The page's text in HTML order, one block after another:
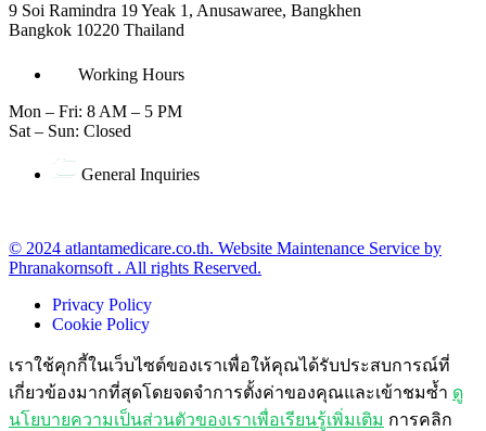
9 Soi Ramindra 19 Yeak 1, Anusawaree, Bangkhen
Bangkok 10220 Thailand
Working Hours
Mon – Fri: 8 AM – 5 PM
Sat – Sun: Closed
General Inquiries
© 2024 atlantamedicare.co.th. Website Maintenance Service by
Phranakornsoft . All rights Reserved.
Privacy Policy
Cookie Policy
เราใช้คุกกี้ในเว็บไซต์ของเราเพื่อให้คุณได้รับประสบการณ์ที่
เกี่ยวข้องมากที่สุดโดยจดจำการตั้งค่าของคุณและเข้าชมซ้ำ ดู
นโยบายความเป็นส่วนตัวของเราเพื่อเรียนรู้เพิ่มเติม การคลิก